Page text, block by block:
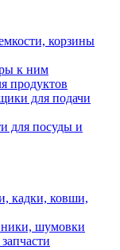
корзины
к ним
продуктов
для подачи
для посуды и
кадки, ковши,
шумовки